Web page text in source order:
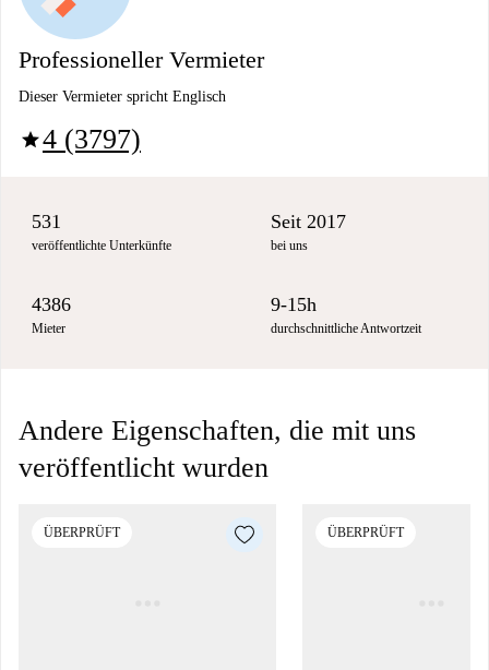
Professioneller Vermieter
Dieser Vermieter spricht Englisch
star4 (3797)
531
veröffentlichte Unterkünfte
Seit 2017
bei uns
4386
Mieter
9-15h
durchschnittliche Antwortzeit
Andere Eigenschaften, die mit uns
veröffentlicht wurden
ÜBERPRÜFT ÜBERPRÜFT